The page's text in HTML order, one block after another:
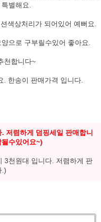
별해요.
색상처리가 되어있어 예뻐요.
으로 구부릴수있어 좋아요.
천합니다~
한송이 판매가격 입니다.
저렴하게 덤핑세일 판매합니
수있어요~)
천원대 입니다. 저렴하게 판
.)